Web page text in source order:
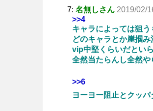
7: 名無しさん 2019/02/
>>4
キャラによっては狙う
どのキャラとか崖掴
vip中堅くらいだとい
全然当たらんし全然
>>6
ヨーヨー阻止とクッ